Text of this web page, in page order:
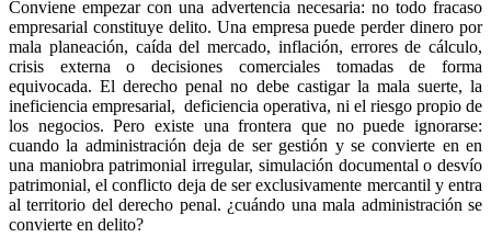
Linkedin
Conviene empezar con una advertencia necesaria: no todo fracaso
empresarial constituye delito. Una empresa puede perder dinero por
mala planeación, caída del mercado, inflación, errores de cálculo,
crisis externa o decisiones comerciales tomadas de forma
equivocada. El derecho penal no debe castigar la mala suerte, la
ineficiencia empresarial, deficiencia operativa, ni el riesgo propio de
los negocios. Pero existe una frontera que no puede ignorarse:
cuando la administración deja de ser gestión y se convierte en en
una maniobra patrimonial irregular, simulación documental o desvío
patrimonial, el conflicto deja de ser exclusivamente mercantil y entra
al territorio del derecho penal. ¿cuándo una mala administración se
convierte en delito?